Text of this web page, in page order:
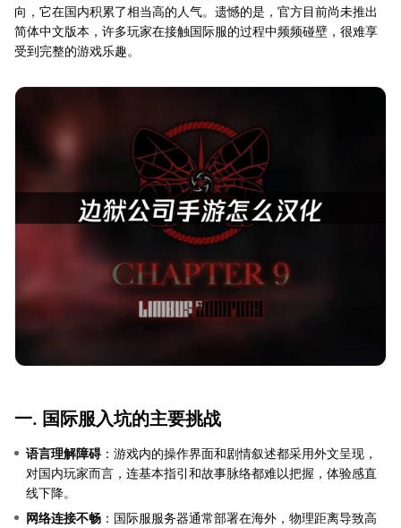
向，它在国内积累了相当高的人气。遗憾的是，官方目前尚未推出
简体中文版本，许多玩家在接触国际服的过程中频频碰壁，很难享
受到完整的游戏乐趣。
一. 国际服入坑的主要挑战
语言理解障碍：游戏内的操作界面和剧情叙述都采用外文呈现，
对国内玩家而言，连基本指引和故事脉络都难以把握，体验感直
线下降。
网络连接不畅 ：国际服服务器通常部署在海外，物理距离导致高